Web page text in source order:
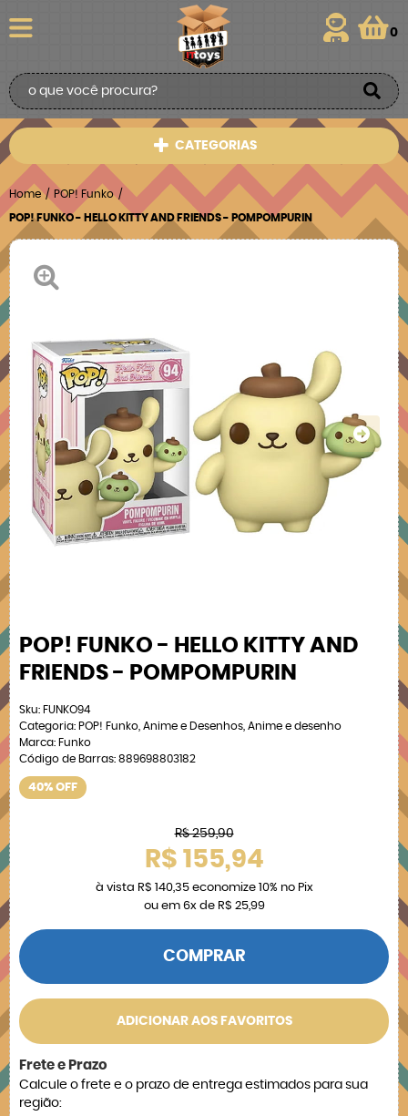
0
CATEGORIAS
Home POP! Funko
POP! FUNKO - HELLO KITTY AND FRIENDS - POMPOMPURIN
POP! FUNKO - HELLO KITTY AND
FRIENDS - POMPOMPURIN
Sku: FUNKO94
Categoria: POP! Funko Anime e Desenhos Anime e desenho
Marca: Funko
Código de Barras: 889698803182
40% OFF
R$ 259,90
R$ 155,94
à vista R$ 140,35economize 10% no Pix
ou em 6xde R$ 25,99
COMPRAR
ADICIONAR AOS FAVORITOS
Frete e Prazo
Calcule o frete e o prazo de entrega estimados para sua
região: